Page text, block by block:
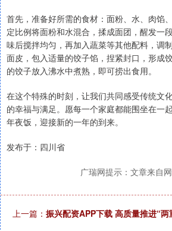
首先，准备好所需的食材：面粉、水、肉馅
定比例将面粉和水混合，揉成面团，醒发一
味后搅拌均匀，再加入蔬菜等其他配料，调
面皮，包入适量的饺子馅，捏紧封口，形成
的饺子放入沸水中煮熟，即可捞出食用。
在这个特殊的时刻，让我们共同感受传统文
的幸福与满足。愿每一个家庭都能围坐在一
年夜饭，迎接新的一年的到来。
发布于：四川省
广瑞网提示：文章来自
上一篇： 振兴配资APP下载 高质量推进“两